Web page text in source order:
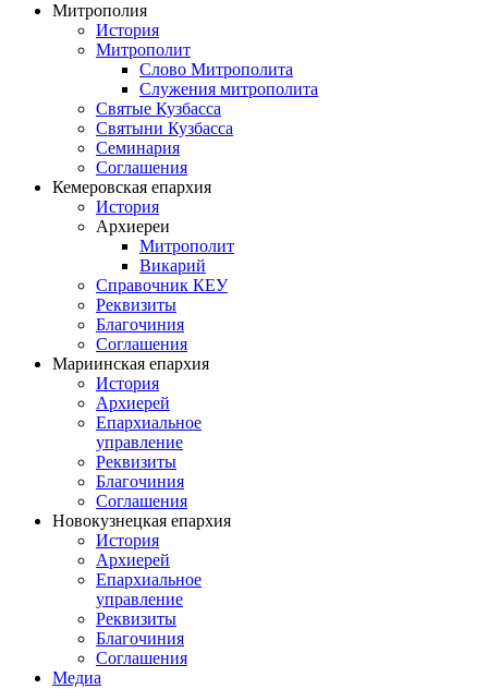
Митрополия
История
Митрополит
Слово Митрополита
Служения митрополита
Святые Кузбасса
Святыни Кузбасса
Семинария
Соглашения
Кемеровская епархия
История
Архиереи
Митрополит
Викарий
Справочник КЕУ
Реквизиты
Благочиния
Соглашения
Мариинская епархия
История
Архиерей
Епархиальное
управление
Реквизиты
Благочиния
Соглашения
Новокузнецкая епархия
История
Архиерей
Епархиальное
управление
Реквизиты
Благочиния
Соглашения
Медиа